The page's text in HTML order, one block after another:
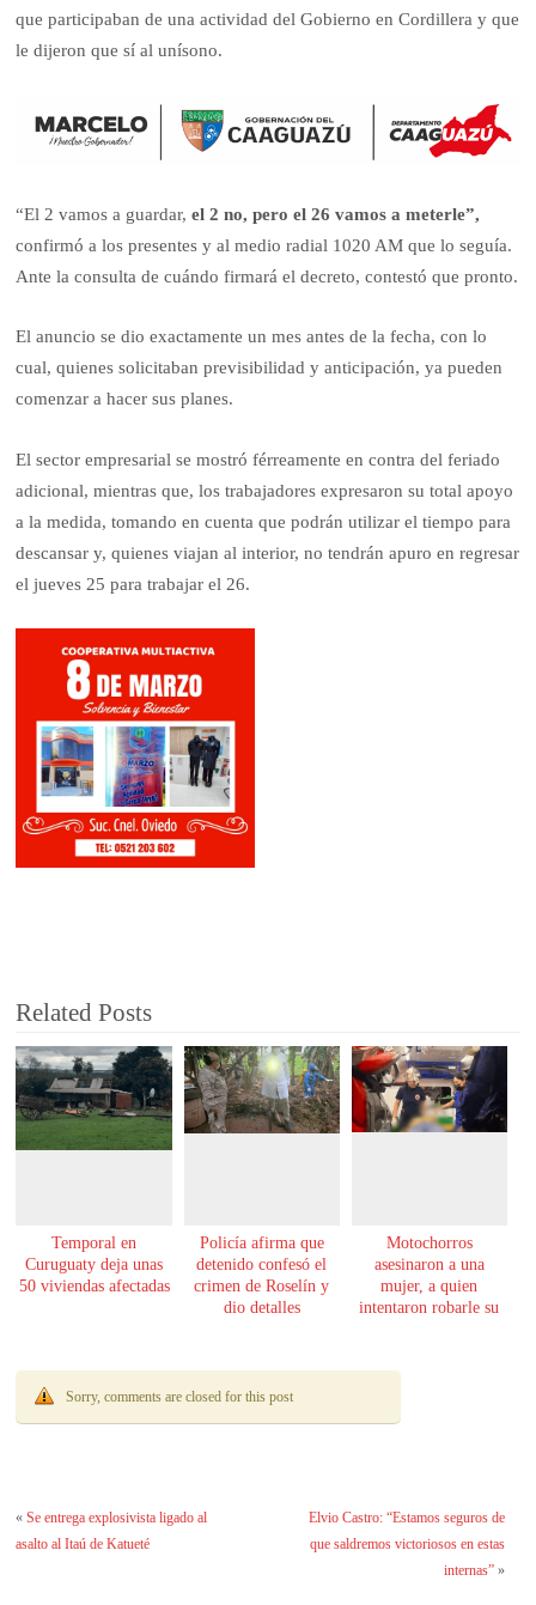
que participaban de una actividad del Gobierno en Cordillera y que
le dijeron que sí al unísono.
“El 2 vamos a guardar,el 2 no, pero el 26 vamos a meterle”,
confirmó a los presentes y al medio radial 1020 AM que lo seguía.
Ante la consulta de cuándo firmará el decreto, contestó que pronto.
El anuncio se dio exactamente un mes antes de la fecha, con lo
cual, quienes solicitaban previsibilidad y anticipación, ya pueden
comenzar a hacer sus planes.
El sector empresarial se mostró férreamente en contra del feriado
adicional, mientras que, los trabajadores expresaron su total apoyo
a la medida, tomando en cuenta que podrán utilizar el tiempo para
descansar y, quienes viajan al interior, no tendrán apuro en regresar
el jueves 25 para trabajar el 26.
Related Posts
Temporal en
Curuguaty deja unas
50 viviendas afectadas
Policía afirma que
detenido confesó el
crimen de Roselín y
dio detalles
Motochorros
asesinaron a una
mujer, a quien
intentaron robarle su
Sorry, comments are closed for this post
«Se entrega explosivista ligado al
asalto al Itaú de Katueté
Elvio Castro: “Estamos seguros de
que saldremos victoriosos en estas
internas”»